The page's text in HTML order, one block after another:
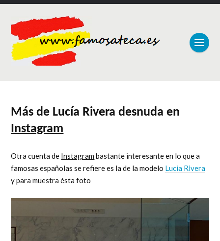
Más de Lucía Rivera desnuda en
Instagram
Otra cuenta de Instagram bastante interesante en lo que a
famosas españolas se refiere es la de la modelo Lucia Rivera
y para muestra ésta foto